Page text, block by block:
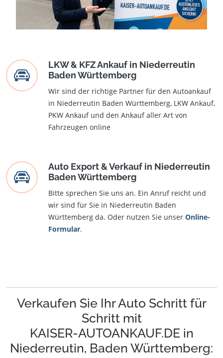
LKW & KFZ Ankauf in Niederreutin
Baden Württemberg
Wir sind der richtige Partner für den Autoankauf
in Niederreutin Baden Württemberg, LKW Ankauf,
PKW Ankauf und den Ankauf aller Art von
Fahrzeugen online
Auto Export & Verkauf in Niederreutin
Baden Württemberg
Bitte sprechen Sie uns an. Ein Anruf reicht und
wir sind für Sie in Niederreutin Baden
Württemberg da. Oder nutzen Sie unser Online-
Formular.
Verkaufen Sie Ihr Auto Schritt für
Schritt mit
KAISER-AUTOANKAUF.DE in
Niederreutin, Baden Württemberg: